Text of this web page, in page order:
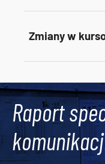
Zmiany w
Raport